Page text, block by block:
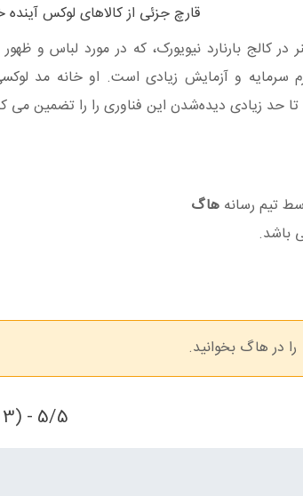
قارچ جزئی از کالاهای لوکس آینده
در کالج بارنارد نیویورک، که در مورد لباس و
سرمایه و آزمایش زیادی است. او خانه مد
تا حد زیادی دیده‌شدن این فناوری را را تضمین می
تیم رسانه هاگ
باشد.
را در هاگ بخوانید.
5/5 - (3 امتیاز)